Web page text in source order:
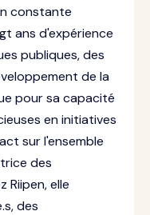
constante
ans d'expérience
publiques, des
de la
pour sa capacité
en initiatives
sur l'ensemble
des
elle
des